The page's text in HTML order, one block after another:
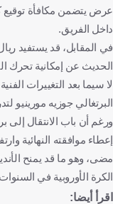
عرض يتضمن مكافأة
داخل الفريق.
في المقابل، قد يستفيد
الحديث عن إمكانية تحرك
لا سيما بعد التغييرات
البرتغالي جوزيه مورينيو
ورغم أن باب الانتقال إلى
إعطاء موافقته النهائية
مضى، وهو ما قد يمنح
الكرة الأوروبية في
اقرأ أيضا: